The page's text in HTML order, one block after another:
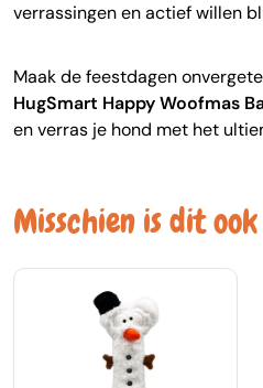
verrassingen en actief willen
Maak de feestdagen
HugSmart Happy Woofmas
en verras je hond met het
Misschien is dit